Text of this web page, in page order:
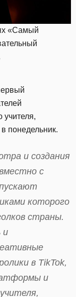
«Самый
учителя,
понедельник.
и создания
с
которого
страны.
и
в TikTok,
и